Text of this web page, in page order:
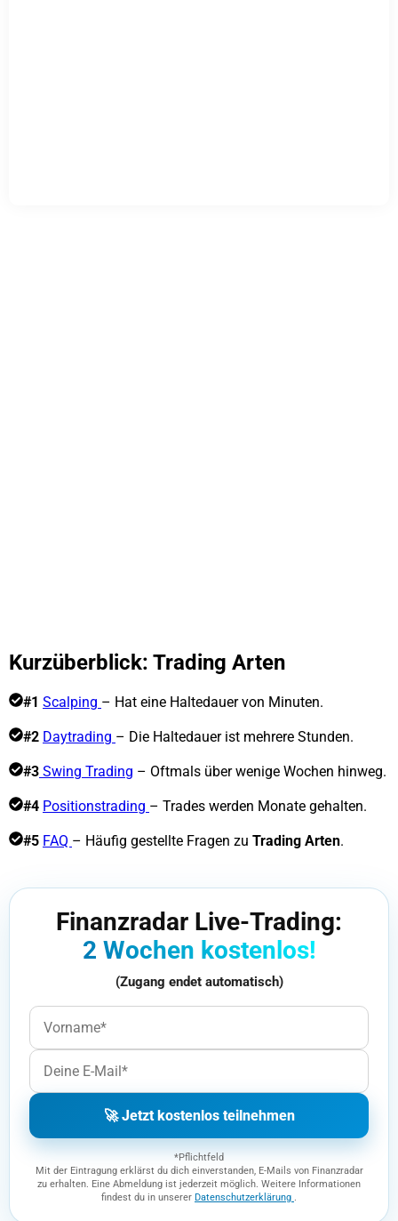
Kurzüberblick: Trading Arten
#1 Scalping – Hat eine Haltedauer von Minuten.
#2 Daytrading – Die Haltedauer ist mehrere Stunden.
#3 Swing Trading – Oftmals über wenige Wochen hinweg.
#4 Positionstrading – Trades werden Monate gehalten.
#5 FAQ – Häufig gestellte Fragen zu Trading Arten.
Finanzradar Live-Trading:
2 Wochen kostenlos!
(Zugang endet automatisch)
🚀 Jetzt kostenlos teilnehmen
*Pflichtfeld
Mit der Eintragung erklärst du dich einverstanden, E-Mails von Finanzradar
zu erhalten. Eine Abmeldung ist jederzeit möglich. Weitere Informationen
findest du in unserer Datenschutzerklärung .